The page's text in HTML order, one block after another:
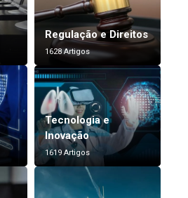
Regulação e Direitos
1628 Artigos
Tecnologia e
Inovação
1619 Artigos